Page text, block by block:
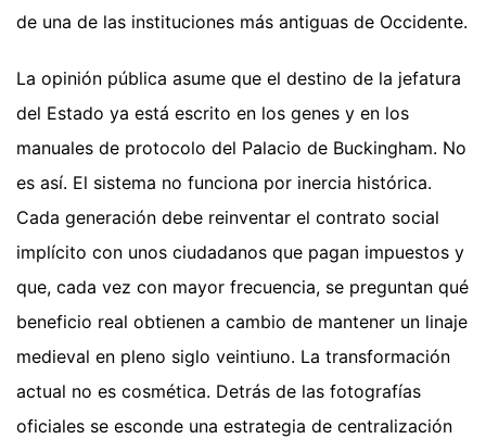
de una de las instituciones más antiguas de Occidente.
La opinión pública asume que el destino de la jefatura
del Estado ya está escrito en los genes y en los
manuales de protocolo del Palacio de Buckingham. No
es así. El sistema no funciona por inercia histórica.
Cada generación debe reinventar el contrato social
implícito con unos ciudadanos que pagan impuestos y
que, cada vez con mayor frecuencia, se preguntan qué
beneficio real obtienen a cambio de mantener un linaje
medieval en pleno siglo veintiuno. La transformación
actual no es cosmética. Detrás de las fotografías
oficiales se esconde una estrategia de centralización